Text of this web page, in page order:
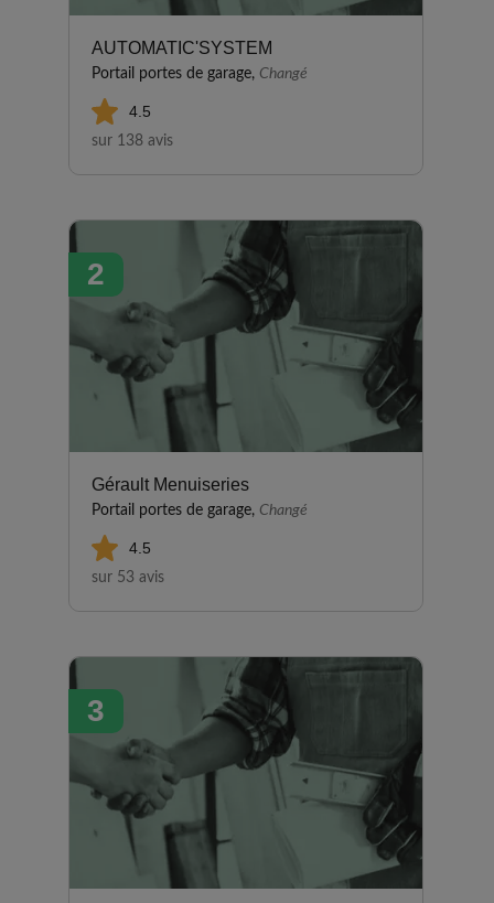
AUTOMATIC'SYSTEM
Portail portes de garage, Changé
4.5
sur 138 avis
2
Gérault Menuiseries
Portail portes de garage, Changé
4.5
sur 53 avis
3